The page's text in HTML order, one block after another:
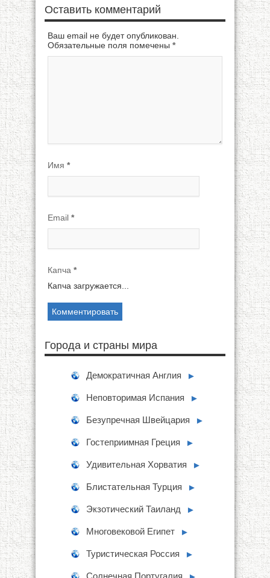
Оставить комментарий
Ваш email не будет опубликован.
Обязательные поля помечены *
Имя *
Email *
Капча *
Капча загружается...
Города и страны мира
Демократичная Англия ►
Неповторимая Испания ►
Безупречная Швейцария ►
Гостеприимная Греция ►
Удивительная Хорватия ►
Блистательная Турция ►
Экзотический Таиланд ►
Многовековой Египет ►
Туристическая Россия ►
Солнечная Португалия